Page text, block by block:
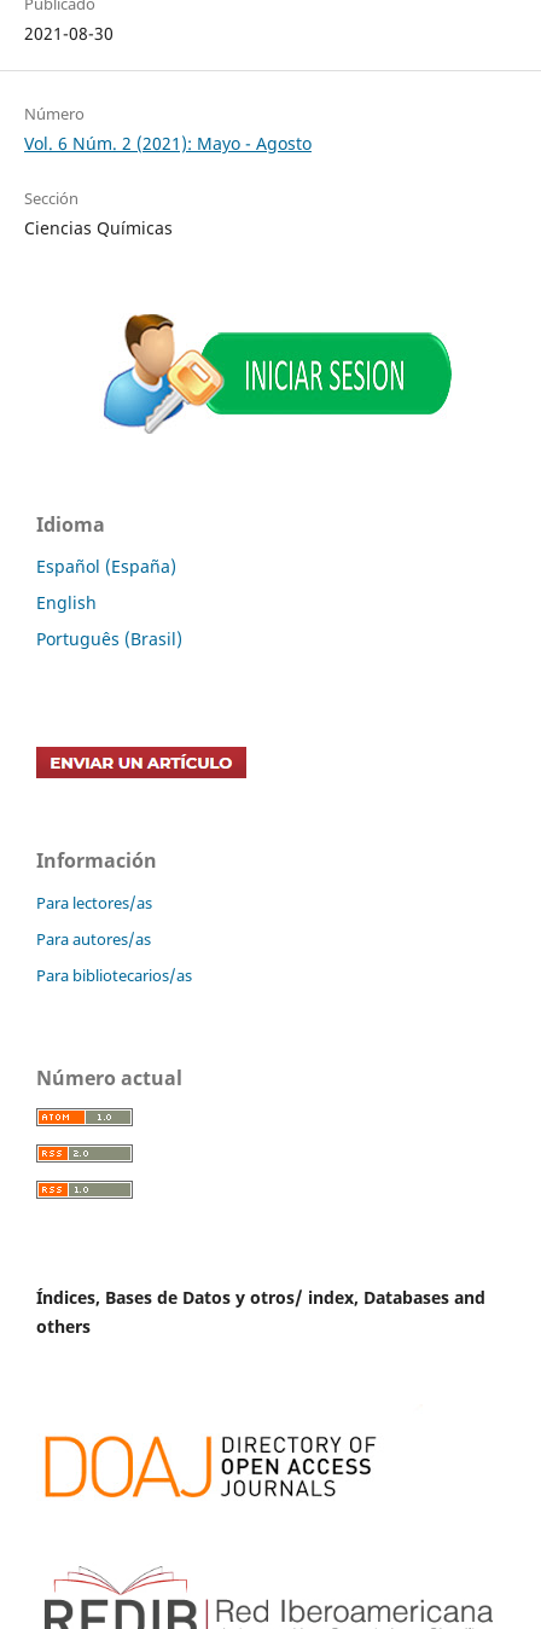
2021-08-30
Número
Vol. 6 Núm. 2 (2021): Mayo - Agosto
Sección
Ciencias Químicas
Idioma
Español (España)
English
Português (Brasil)
Información
Para lectores/as
Para autores/as
Para bibliotecarios/as
Número actual
Índices, Bases de Datos y otros/ index, Databases and
others